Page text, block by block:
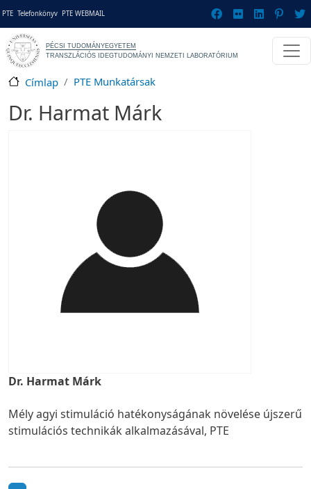
Ugrás a tartalomra
Gyorslinkek
PTE Telefonkönyv PTE WEBMAIL
PÉCSI TUDOMÁNYEGYETEM
TRANSZLÁCIÓS IDEGTUDOMÁNYI NEMZETI LABORATÓRIUM
Címlap PTE Munkatársak
Dr. Harmat Márk
Dr. Harmat Márk
Mély agyi stimuláció hatékonyságának növelése újszerű
stimulációs technikák alkalmazásával, PTE